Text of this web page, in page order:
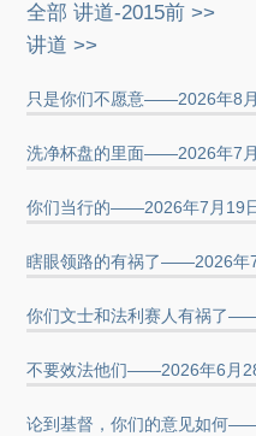
全部 讲道-2015前 >>
讲道 >>
只是你们不愿意——2026年8
洗净杯盘的里面——2026年7
你们当行的——2026年7月19
瞎眼领路的有祸了——2026年
你们文士和法利赛人有祸了
不要效法他们——2026年6月
论到基督，你们的意见如何